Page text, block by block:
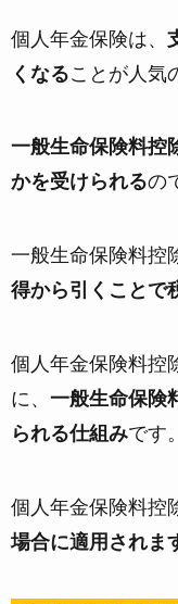
個人年金保険は、
くなることが人気
一般生命保険料控
かを受けられるの
一般生命保険料控
得から引くことで
個人年金保険料控
に、 一般生命保険
られる仕組みです。
個人年金保険料控
場合に適用されま